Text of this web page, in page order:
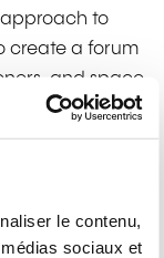
le contenu,
sociaux et
to
create a forum
and space
discuss recent
and the
sensing